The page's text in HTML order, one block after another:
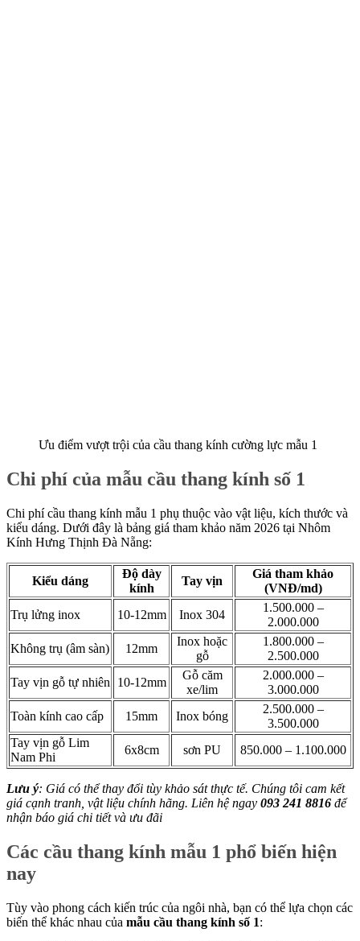
Ưu điểm vượt trội của cầu thang kính cường lực mẫu 1
Chi phí của mẫu cầu thang kính số 1
Chi phí cầu thang kính mẫu 1 phụ thuộc vào vật liệu, kích thước và
kiểu dáng. Dưới đây là bảng giá tham khảo năm 2026 tại Nhôm
Kính Hưng Thịnh Đà Nẵng:
Kiểu dáng
Độ dày
kính
Tay vịn
Giá tham khảo
(VNĐ/md)
Trụ lửng inox
10-12mm Inox 304
1.500.000 –
2.000.000
Không trụ (âm sàn)
12mm
Inox hoặc
gỗ
1.800.000 –
2.500.000
Tay vịn gỗ tự nhiên
10-12mm
Gỗ căm
xe/lim
2.000.000 –
3.000.000
Toàn kính cao cấp
15mm Inox bóng
2.500.000 –
3.500.000
Tay vịn gỗ Lim
Nam Phi
6x8cm sơn PU 850.000 – 1.100.000
Lưu ý: Giá có thể thay đổi tùy khảo sát thực tế. Chúng tôi cam kết
giá cạnh tranh, vật liệu chính hãng. Liên hệ ngay 093 241 8816 để
nhận báo giá chi tiết và ưu đãi
Các cầu thang kính mẫu 1 phổ biến hiện
nay
Tùy vào phong cách kiến trúc của ngôi nhà, bạn có thể lựa chọn các
biến thể khác nhau của mẫu cầu thang kính số 1: